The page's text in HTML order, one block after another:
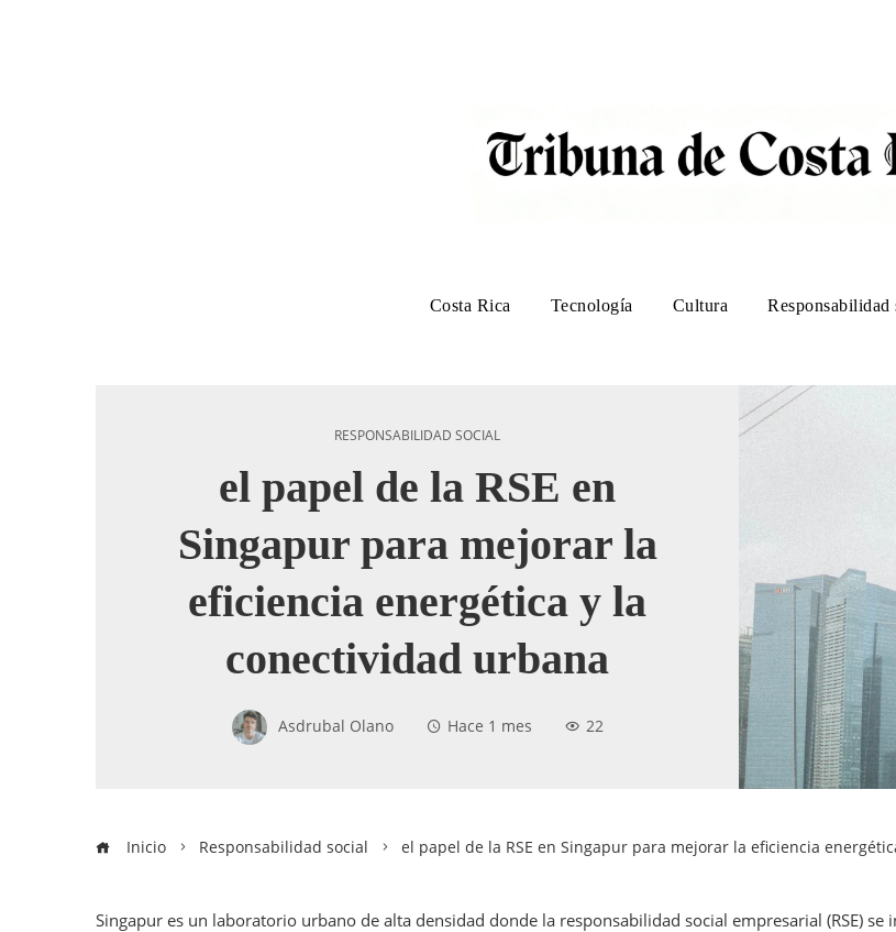
Costa Rica Tecnología Cultura Responsabilidad
RESPONSABILIDAD SOCIAL
el papel de la RSE en
Singapur para mejorar la
eficiencia energética y la
conectividad urbana
Asdrubal Olano Hace 1 mes 22
Inicio Responsabilidad social el papel de la RSE en Singapur para mejorar la eficiencia
Singapur es un laboratorio urbano de alta densidad donde la responsabilidad social empresarial (RSE) se